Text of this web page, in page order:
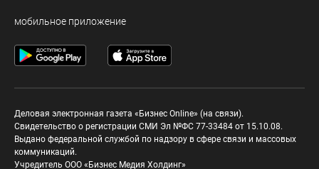
мобильное приложение
Деловая электронная газета «Бизнес Online» (на связи).
Свидетельство о регистрации СМИ Эл №ФС 77-33484 от 15.10.08.
Выдано федеральной службой по надзору в сфере связи и массовых
коммуникаций.
Учредитель ООО «Бизнес Медия Холдинг»